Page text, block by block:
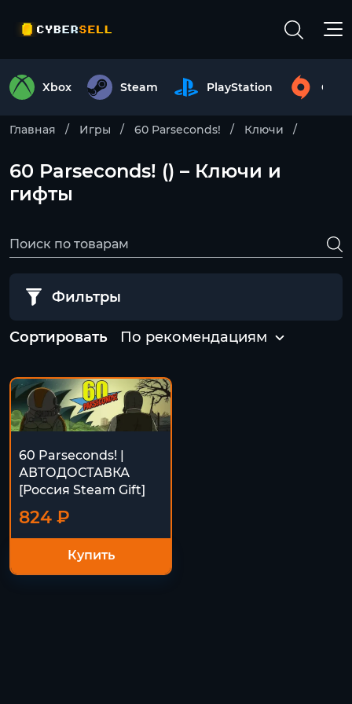
Xbox Steam PlayStation
Главная Игры 60 Parseconds! Ключи
60 Parseconds! () – Ключи и
гифты
Фильтры
Сортировать По рекомендациям
60 Parseconds! |
АВТОДОСТАВКА
[Россия Steam Gift]
824 ₽
Купить